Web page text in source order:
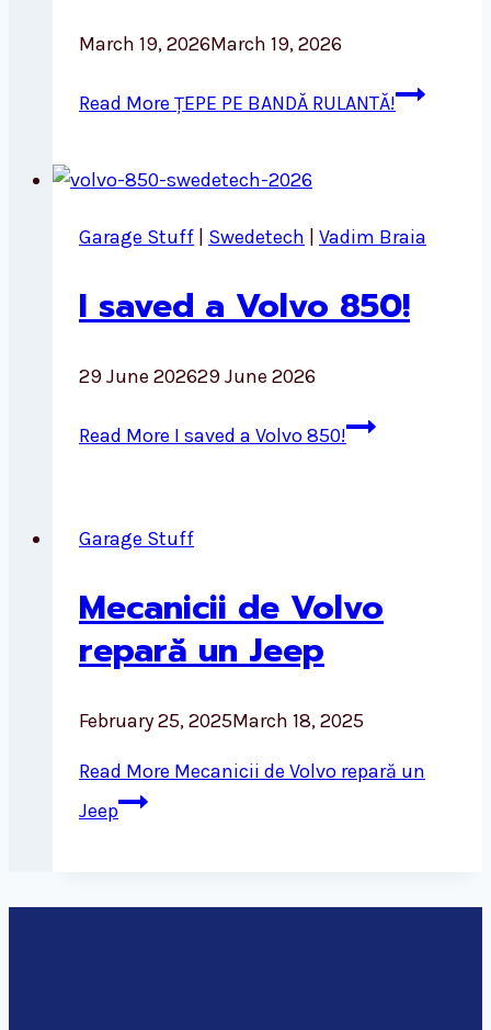
March 19, 2026March 19, 2026
Read More ȚEPE PE BANDĂ RULANTĂ!
Garage Stuff Swedetech Vadim Braia
I saved a Volvo 850!
29 June 202629 June 2026
Read More I saved a Volvo 850!
Garage Stuff
Mecanicii de Volvo
repară un Jeep
February 25, 2025March 18, 2025
Read More Mecanicii de Volvo repară un
Jeep